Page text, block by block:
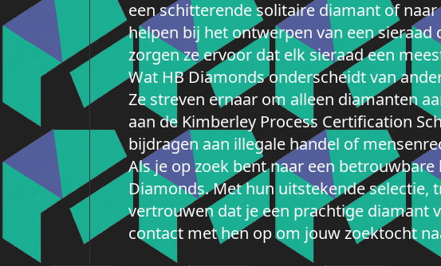
een schitterende solitaire diamant of
helpen bij het ontwerpen van een
zorgen ze ervoor dat elk sieraad een
Wat HB Diamonds onderscheidt van
Ze streven ernaar om alleen diamanten
aan de Kimberley Process Certification
bijdragen aan illegale handel of
Als je op zoek bent naar een
Diamonds. Met hun uitstekende
vertrouwen dat je een prachtige diamant
contact met hen op om jouw zoektocht